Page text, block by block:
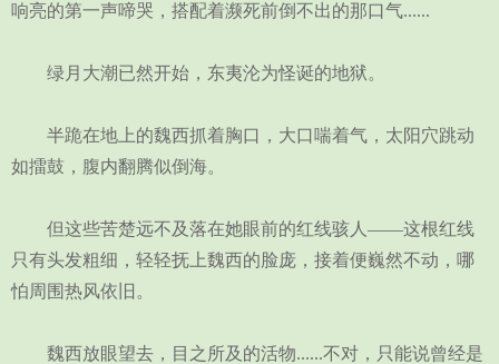
响亮的第一声啼哭，搭配着濒死前倒不出的那口气......
绿月大潮已然开始，东夷沦为怪诞的地狱。
半跪在地上的魏西抓着胸口，大口喘着气，太阳穴跳动
如擂鼓，腹内翻腾似倒海。
但这些苦楚远不及落在她眼前的红线骇人——这根红线
只有头发粗细，轻轻抚上魏西的脸庞，接着便巍然不动，哪
怕周围热风依旧。
魏西放眼望去，目之所及的活物......不对，只能说曾经是